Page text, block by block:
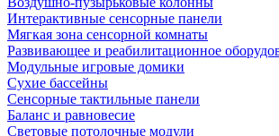
Интерактивные сенсорные панели
Мягкая зона сенсорной комнаты
Развивающее и реабилитационное
Модульные игровые домики
Сухие бассейны
Сенсорные тактильные панели
Баланс и равновесие
Световые потолочные модули